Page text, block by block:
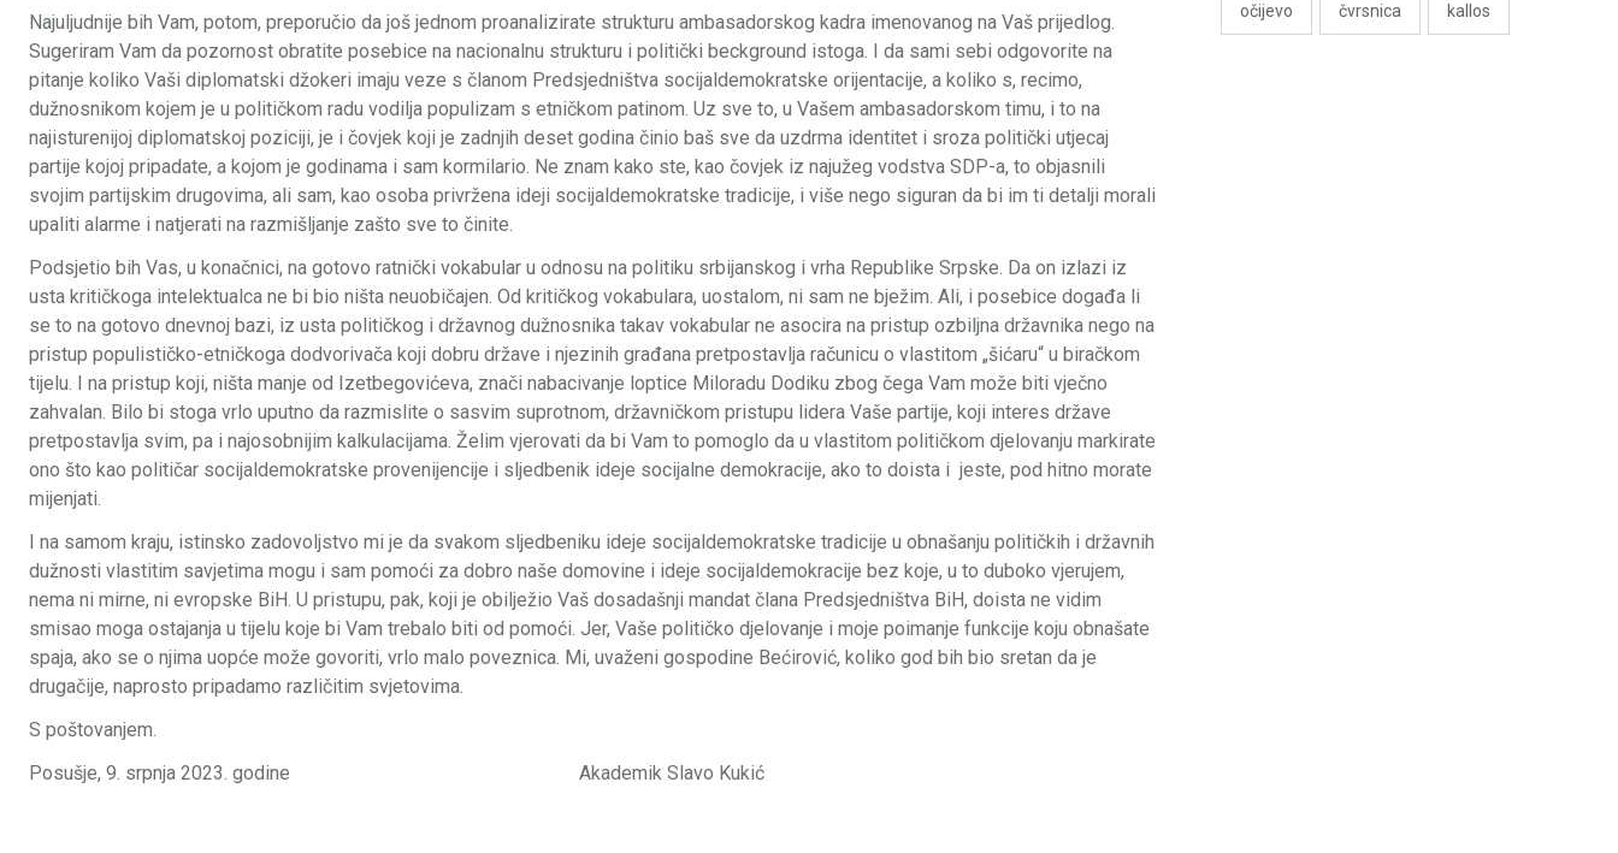
Najuljudnije bih Vam, potom, preporučio da još jednom proanalizirate strukturu ambasadorskog kadra imenovanog na Vaš prijedlog.
Sugeriram Vam da pozornost obratite posebice na nacionalnu strukturu i politički beckground istoga. I da sami sebi odgovorite na
pitanje koliko Vaši diplomatski džokeri imaju veze s članom Predsjedništva socijaldemokratske orijentacije, a koliko s, recimo,
dužnosnikom kojem je u političkom radu vodilja populizam s etničkom patinom. Uz sve to, u Vašem ambasadorskom timu, i to na
najisturenijoj diplomatskoj poziciji, je i čovjek koji je zadnjih deset godina činio baš sve da uzdrma identitet i sroza politički utjecaj
partije kojoj pripadate, a kojom je godinama i sam kormilario. Ne znam kako ste, kao čovjek iz najužeg vodstva SDP-a, to objasnili
svojim partijskim drugovima, ali sam, kao osoba privržena ideji socijaldemokratske tradicije, i više nego siguran da bi im ti detalji morali
upaliti alarme i natjerati na razmišljanje zašto sve to činite.
Podsjetio bih Vas, u konačnici, na gotovo ratnički vokabular u odnosu na politiku srbijanskog i vrha Republike Srpske. Da on izlazi iz
usta kritičkoga intelektualca ne bi bio ništa neuobičajen. Od kritičkog vokabulara, uostalom, ni sam ne bježim. Ali, i posebice događa li
se to na gotovo dnevnoj bazi, iz usta političkog i državnog dužnosnika takav vokabular ne asocira na pristup ozbiljna državnika nego na
pristup populističko-etničkoga dodvorivača koji dobru države i njezinih građana pretpostavlja računicu o vlastitom „šićaru“ u biračkom
tijelu. I na pristup koji, ništa manje od Izetbegovićeva, znači nabacivanje loptice Miloradu Dodiku zbog čega Vam može biti vječno
zahvalan. Bilo bi stoga vrlo uputno da razmislite o sasvim suprotnom, državničkom pristupu lidera Vaše partije, koji interes države
pretpostavlja svim, pa i najosobnijim kalkulacijama. Želim vjerovati da bi Vam to pomoglo da u vlastitom političkom djelovanju markirate
ono što kao političar socijaldemokratske provenijencije i sljedbenik ideje socijalne demokracije, ako to doista i jeste, pod hitno morate
mijenjati.
I na samom kraju, istinsko zadovoljstvo mi je da svakom sljedbeniku ideje socijaldemokratske tradicije u obnašanju političkih i državnih
dužnosti vlastitim savjetima mogu i sam pomoći za dobro naše domovine i ideje socijaldemokracije bez koje, u to duboko vjerujem,
nema ni mirne, ni evropske BiH. U pristupu, pak, koji je obilježio Vaš dosadašnji mandat člana Predsjedništva BiH, doista ne vidim
smisao moga ostajanja u tijelu koje bi Vam trebalo biti od pomoći. Jer, Vaše političko djelovanje i moje poimanje funkcije koju obnašate
spaja, ako se o njima uopće može govoriti, vrlo malo poveznica. Mi, uvaženi gospodine Bećirović, koliko god bih bio sretan da je
drugačije, naprosto pripadamo različitim svjetovima.
S poštovanjem.
Posušje, 9. srpnja 2023. godine Akademik Slavo Kukić
očijevo čvrsnica kallos